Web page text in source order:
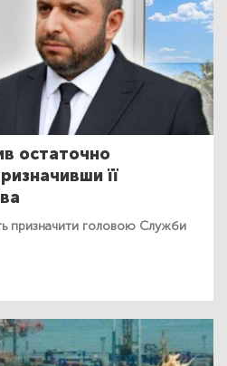
остаточно
її
призначити головою Служби